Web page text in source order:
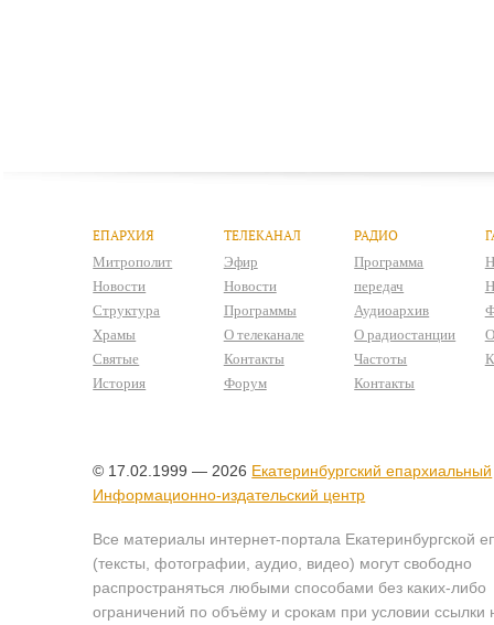
ЕПАРХИЯ
Митрополит
Новости
Структура
Храмы
Святые
История
ТЕЛЕКАНАЛ
Эфир
Новости
Программы
О телеканале
Контакты
Форум
РАДИО
Программа
передач
Аудиоархив
О радиостанции
Частоты
Контакты
© 17.02.1999 — 2026 Екатеринбургский епархиальный
Информационно-издательский центр
Все материалы интернет-портала Екатеринбургской
(тексты, фотографии, аудио, видео) могут свободно
распространяться любыми способами без каких-либо
ограничений по объёму и срокам при условии ссылки